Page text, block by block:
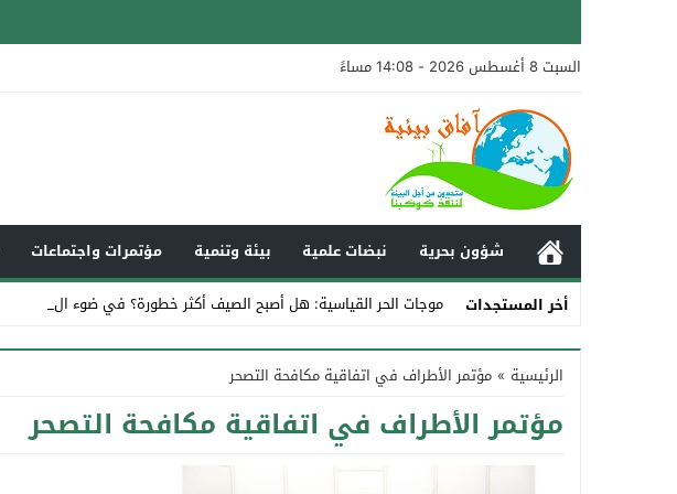
السبت 8 أغسطس 2026 - 14:08 مساءً
شؤون بحرية نبضات علمية بيئة وتنمية مؤتمرات واجتماعات
أخر المستجدات
موجات الحر القياسية: هل أصبح الصيف أكثر خطورة؟ في ضوء التغير_
Stop
Previous
Next
الرئيسية » مؤتمر الأطراف في اتفاقية مكافحة التصحر
مؤتمر الأطراف في اتفاقية مكافحة التصحر